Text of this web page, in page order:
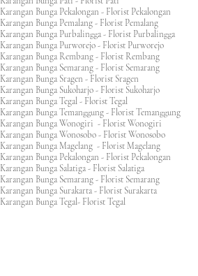
Bunga Pekalongan - Florist Pekalongan
Bunga Pemalang - Florist Pemalang
Bunga Purbalingga - Florist Purbalingga
Bunga Purworejo - Florist Purworejo
Bunga Rembang - Florist Rembang
Bunga Semarang - Florist Semarang
Bunga Sragen - Florist Sragen
Bunga Sukoharjo - Florist Sukoharjo
Bunga Tegal - Florist Tegal
Bunga Temanggung - Florist Temanggung
Bunga Wonogiri - Florist Wonogiri
Bunga Wonosobo - Florist Wonosobo
Bunga Magelang - Florist Magelang
Bunga Pekalongan - Florist Pekalongan
Bunga Salatiga - Florist Salatiga
Bunga Semarang - Florist Semarang
Bunga Surakarta - Florist Surakarta
Bunga Tegal- Florist Tegal